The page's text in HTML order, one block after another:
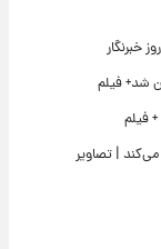
خبرنگار
شد+ فیلم
فیلم
| تصاویر